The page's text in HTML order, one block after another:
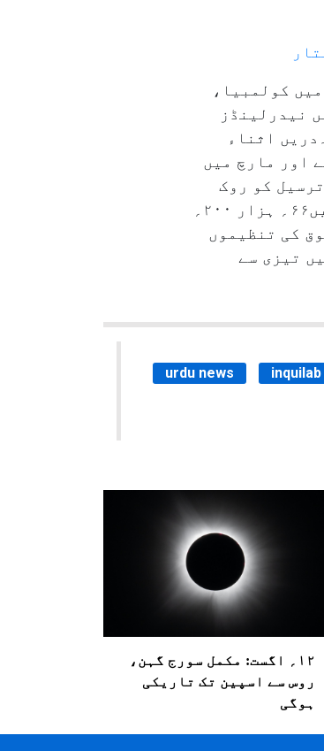
کولمبیا،
نیدرلینڈز
اثناء
برقرار رکھی ہے اور مارچ میں
کو روک
دیا، جس سے یہ علاقہ قحط زدہ قرار دے دیا گیا۔یاد رہے کہ اکتوبر۲۰۲۳ء سے، اسرائیلی بمباری میں۶۶؍ ہزار ۲۰۰؍
کی تنظیموں
تیزی سے
urdu news
۱۲؍ اگست: مکمل سورج گہن،
روس سے اسپین تک تاریکی
ہوگی